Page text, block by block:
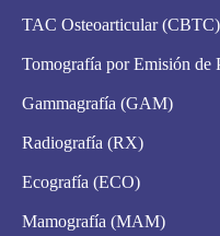
TAC Osteoarticular (CBTC)
Tomografía por Emisión de
Gammagrafía (GAM)
Radiografía (RX)
Ecografía (ECO)
Mamografía (MAM)